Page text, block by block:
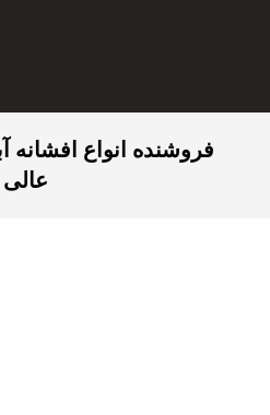
فروشنده انواع افشانه
عالی